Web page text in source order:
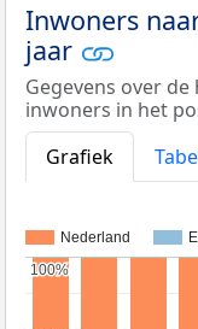
Inwoners
jaar
Gegevens over
inwoners in het
Grafiek
Nederland
100%
100%